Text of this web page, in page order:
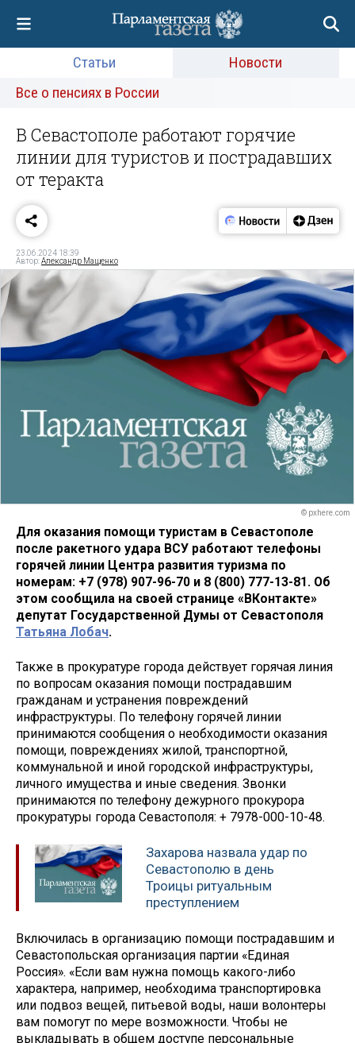
Статьи
Новости
Все о пенсиях в России
В Севастополе работают горячие
линии для туристов и пострадавших
от теракта
23.06.2024 18:39
Автор:Александр Мащенко
© pxhere.com
Для оказания помощи туристам в Севастополе
после ракетного удара ВСУ работают телефоны
горячей линии Центра развития туризма по
номерам: +7 (978) 907-96-70 и 8 (800) 777-13-81. Об
этом сообщила на своей странице «ВКонтакте»
депутат Государственной Думы от Севастополя
Татьяна Лобач.
Также в прокуратуре города действует горячая линия
по вопросам оказания помощи пострадавшим
гражданам и устранения повреждений
инфраструктуры. По телефону горячей линии
принимаются сообщения о необходимости оказания
помощи, повреждениях жилой, транспортной,
коммунальной и иной городской инфраструктуры,
личного имущества и иные сведения. Звонки
принимаются по телефону дежурного прокурора
прокуратуры города Севастополя: + 7978-000-10-48.
Захарова назвала удар по
Севастополю в день
Троицы ритуальным
преступлением
Включилась в организацию помощи пострадавшим и
Севастопольская организация партии «Единая
Россия». «Если вам нужна помощь какого-либо
характера, например, необходима транспортировка
или подвоз вещей, питьевой воды, наши волонтеры
вам помогут по мере возможности. Чтобы не
выкладывать в общем доступе персональные